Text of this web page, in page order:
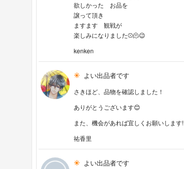
欲しかった お品を
譲って頂き
ますます 観戦が
楽しみになりました⚾️🫠😉
kenken
よい出品者です
さきほど、品物を確認しました！
ありがとうございます😊
また、機会があれば宜しくお願いします!
祐香里
よい出品者です